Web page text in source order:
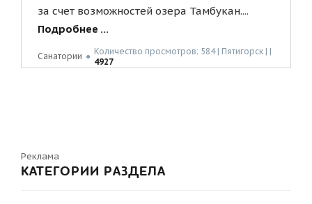
за счет возможностей озера Тамбукан....
Подробнее ...
Санатории ● Количество просмотров: 584 | Пятигорск | |
4927
Реклама
КАТЕГОРИИ РАЗДЕЛА